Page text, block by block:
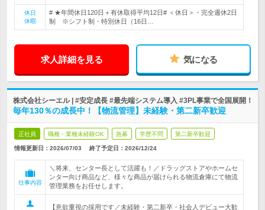
休日
休暇
# ★年間休日120日＋有休取得平均12日# ＜休日＞・完全週休2日
制 ※シフト制・特別休日（16日…
求人詳細を見る 気になる
株式会社シーエル | #安定成長 #最先端システム導入 #3PL事業で全国展開！
毎年130％の成長中！【物流管理】未経験・第二新卒歓迎
正社員 職種・業種未経験OK 急募 学歴不問 第二新卒歓迎
情報更新日：2026/07/03 終了予定日： 2026/12/24
仕事内容
＼将来、センター長として活躍も！／ドラッグストアやホームセ
ンター向け商品など、様々な商品が届けられる物流倉庫にて物流
管理業務をお任せします。
【意欲重視の採用です／未経験・第二新卒・社会人デビュー大歓